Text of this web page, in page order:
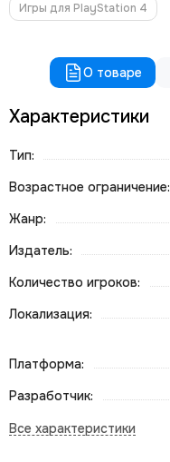
Игры для PlayStation 4
О товаре
Характеристики
Тип:
Возрастное ограничение:
Жанр:
Издатель:
Количество игроков:
Локализация:
Платформа:
Разработчик: